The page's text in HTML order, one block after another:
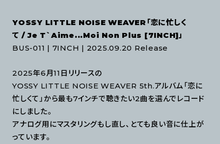
YOSSY LITTLE NOISE WEAVER「恋に忙しく
て / Je T`Aime...Moi Non Plus [7INCH]」
BUS-011 | 7INCH | 2025.09.20 Release
2025年6月11日リリースの
YOSSY LITTLE NOISE WEAVER 5th.アルバム「恋に
忙しくて」から最も7インチで聴きたい2曲を選んでレコード
にしました。
アナログ用にマスタリングもし直し、とても良い音に仕上が
っています。